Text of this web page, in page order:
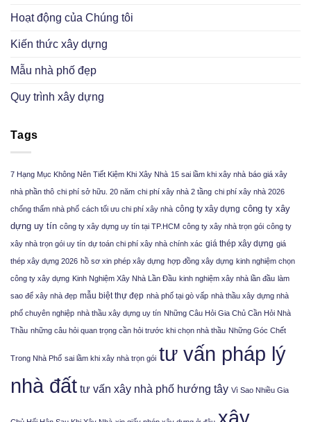
Hoạt động của Chúng tôi
Kiến thức xây dựng
Mẫu nhà phố đẹp
Quy trình xây dựng
Tags
7 Hạng Mục Không Nên Tiết Kiệm Khi Xây Nhà 15 sai lầm khi xây nhà báo giá xây
nhà phần thô chi phí sở hữu. 20 năm chi phí xây nhà 2 tầng chi phí xây nhà 2026
chống thấm nhà phố cách tối ưu chi phí xây nhà công ty xây dựng công ty xây
dựng uy tín công ty xây dựng uy tín tại TP.HCM công ty xây nhà trọn gói công ty
xây nhà trọn gói uy tín dự toán chi phí xây nhà chính xác giá thép xây dựng giá
thép xây dựng 2026 hồ sơ xin phép xây dựng hợp đồng xây dựng kinh nghiệm chọn
công ty xây dựng Kinh Nghiệm Xây Nhà Lần Đầu kinh nghiệm xây nhà lần đầu làm
sao để xây nhà đẹp mẫu biệt thự đẹp nhà phố tại gò vấp nhà thầu xây dựng nhà
phố chuyên nghiệp nhà thầu xây dựng uy tín Những Câu Hỏi Gia Chủ Cần Hỏi Nhà
Thầu những câu hỏi quan trọng cần hỏi trước khi chọn nhà thầu Những Góc Chết
Trong Nhà Phố sai lầm khi xây nhà trọn gói tư vấn pháp lý
nhà đất tư vấn xây nhà phố hướng tây Vì Sao Nhiều Gia